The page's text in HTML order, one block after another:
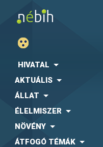
HIVATAL
AKTUÁLIS
ÁLLAT
ÉLELMISZER
NÖVÉNY
ÁTFOGÓ TÉMÁK